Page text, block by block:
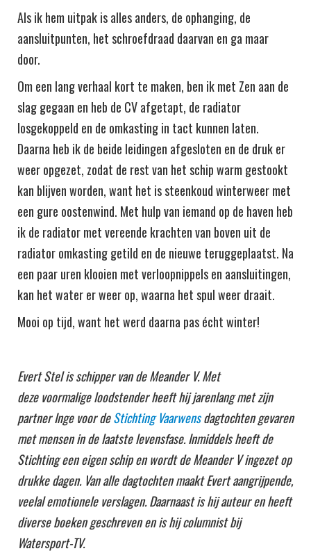
Als ik hem uitpak is alles anders, de ophanging, de
aansluitpunten, het schroefdraad daarvan en ga maar
door.
Om een lang verhaal kort te maken, ben ik met Zen aan de
slag gegaan en heb de CV afgetapt, de radiator
losgekoppeld en de omkasting in tact kunnen laten.
Daarna heb ik de beide leidingen afgesloten en de druk er
weer opgezet, zodat de rest van het schip warm gestookt
kan blijven worden, want het is steenkoud winterweer met
een gure oostenwind. Met hulp van iemand op de haven heb
ik de radiator met vereende krachten van boven uit de
radiator omkasting getild en de nieuwe teruggeplaatst. Na
een paar uren klooien met verloopnippels en aansluitingen,
kan het water er weer op, waarna het spul weer draait.
Mooi op tijd, want het werd daarna pas écht winter!
Evert Stel is schipper van de Meander V. Met
deze voormalige loodstender heeft hij jarenlang met zijn
partner Inge voor deStichting Vaarwensdagtochten gevaren
met mensen in de laatste levensfase. Inmiddels heeft de
Stichting een eigen schip en wordt de Meander V ingezet op
drukke dagen. Van alle dagtochten maakt Evert aangrijpende,
veelal emotionele verslagen. Daarnaast is hij auteur en heeft
diverse boeken geschreven en is hij columnist bij
Watersport-TV.